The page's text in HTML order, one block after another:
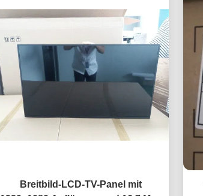
Breitbild-LCD-TV-Panel mit